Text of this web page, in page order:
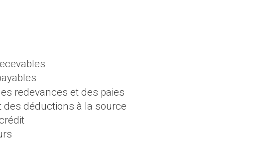
redevances et des paies
des déductions à la source